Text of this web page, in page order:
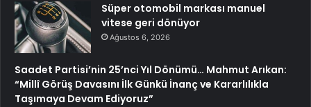
Süper otomobil markası manuel
vitese geri dönüyor
Ağustos 6, 2026
Saadet Partisi’nin 25’nci Yıl Dönümü… Mahmut Arıkan:
“Millî Görüş Davasını İlk Günkü İnanç ve Kararlılıkla
Taşımaya Devam Ediyoruz”